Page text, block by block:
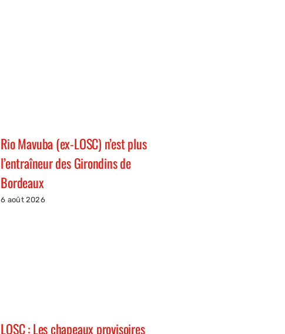
Rio Mavuba (ex-LOSC) n’est plus
l’entraîneur des Girondins de
Bordeaux
6 août 2026
LOSC : Les chapeaux provisoires